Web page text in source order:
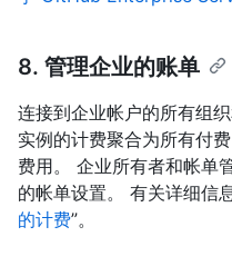
8. 管理企业的账单
连接到企业帐户的所有组
实例的计费聚合为所有付
费用。 企业所有者和帐单
的帐单设置。 有关详细信
的计费”。